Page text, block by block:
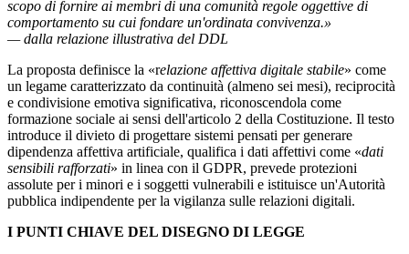
scopo di fornire ai membri di una comunità regole oggettive di
comportamento su cui fondare un'ordinata convivenza.»
— dalla relazione illustrativa del DDL
La proposta definisce la «relazione affettiva digitale stabile» come
un legame caratterizzato da continuità (almeno sei mesi), reciprocità
e condivisione emotiva significativa, riconoscendola come
formazione sociale ai sensi dell'articolo 2 della Costituzione. Il testo
introduce il divieto di progettare sistemi pensati per generare
dipendenza affettiva artificiale, qualifica i dati affettivi come «dati
sensibili rafforzati» in linea con il GDPR, prevede protezioni
assolute per i minori e i soggetti vulnerabili e istituisce un'Autorità
pubblica indipendente per la vigilanza sulle relazioni digitali.
I PUNTI CHIAVE DEL DISEGNO DI LEGGE